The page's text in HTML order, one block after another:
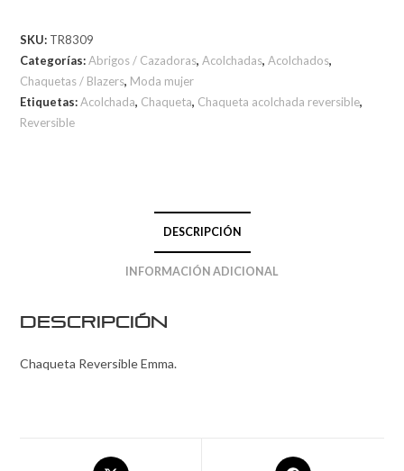
SKU: TR8309
Categorías:Abrigos / Cazadoras,Acolchadas,Acolchados,
Chaquetas / Blazers, Moda mujer
Etiquetas:Acolchada, Chaqueta, Chaqueta acolchada reversible,
Reversible
DESCRIPCIÓN
INFORMACIÓN ADICIONAL
Descripción
Chaqueta Reversible Emma.